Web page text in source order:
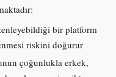
bir platform
riskini doğurur
çoğunlukla erkek,